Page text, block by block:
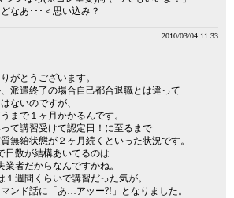
なあ･･･＜思い込み？
2010/03/04 11:33
がとうございます。
派遣終了の場合自己都合退職とは違って
ないのですが、
まで１ヶ月かかるんです。
て講習受けて認定日！に至るまで
無給状態が２ヶ月続くといった状況です。
日数が結構あいてるのは
者だからなんですかね。
週間くらいで講習だった気が。
ンド話に「あ…アッー?!」となりました。